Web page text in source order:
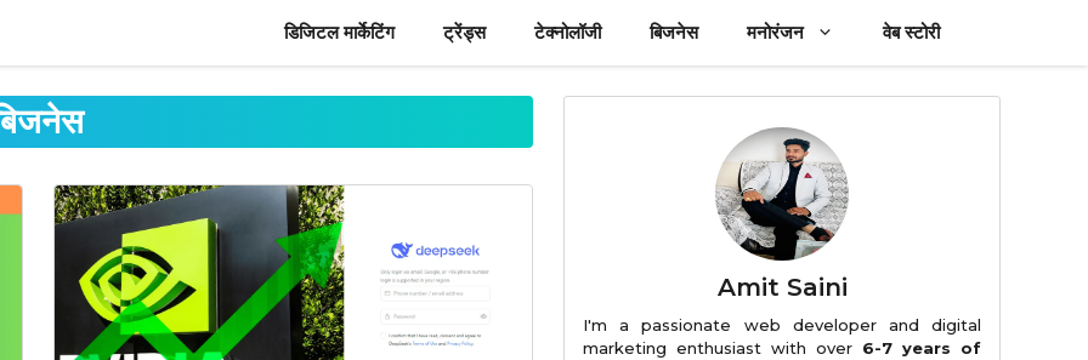
डिजिटल मार्केटिंग ट्रेंड्स टेक्नोलॉजी बिजनेस मनोरंजन वेब स्टोरी
Amit Saini
I'm a passionate web developer and digital
marketing enthusiast with over 6-7 years of